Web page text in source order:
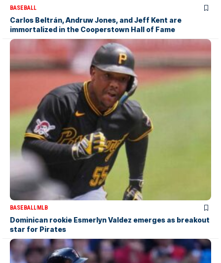
BASEBALL
Carlos Beltrán, Andruw Jones, and Jeff Kent are
immortalized in the Cooperstown Hall of Fame
BASEBALLMLB
Dominican rookie Esmerlyn Valdez emerges as breakout
star for Pirates